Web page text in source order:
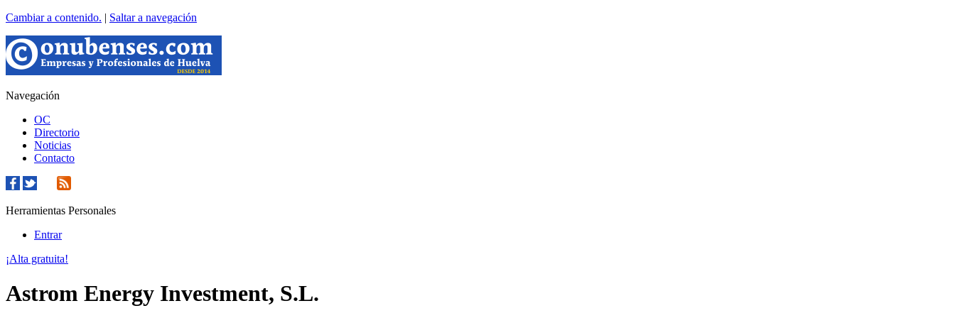
Cambiar a contenido. | Saltar a navegación
Navegación
OC
Directorio
Noticias
Contacto
Herramientas Personales
Entrar
¡Alta gratuita!
Astrom Energy Investment, S.L.